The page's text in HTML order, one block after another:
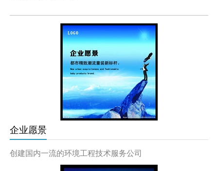
企业愿景
创建国内一流的环境工程技术服务公司